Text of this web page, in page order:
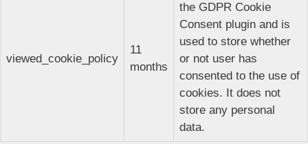
viewed_cookie_policy
11
months
the GDPR Cookie
Consent plugin and is
used to store whether
or not user has
consented to the use of
cookies. It does not
store any personal
data.